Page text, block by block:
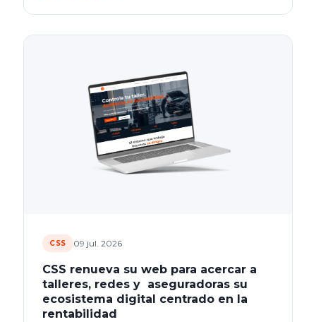
CSS 09 jul. 2026
CSS renueva su web para acercar a
talleres, redes y aseguradoras su
ecosistema digital centrado en la
rentabilidad